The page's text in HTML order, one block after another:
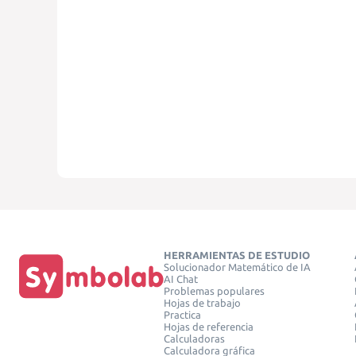
HERRAMIENTAS DE ESTUDIO
Solucionador Matemático de IA
AI Chat
Problemas populares
Hojas de trabajo
Practica
Hojas de referencia
Calculadoras
Calculadora gráfica